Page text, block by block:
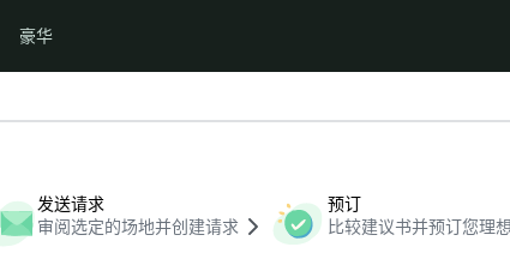
豪华
发送请求
审阅选定的场地并创建请求
预订
比较建议书并预订您理